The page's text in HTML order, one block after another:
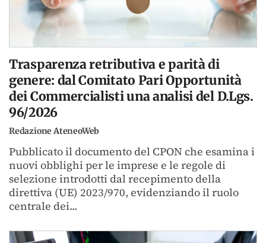
Trasparenza retributiva e parità di
genere: dal Comitato Pari Opportunità
dei Commercialisti una analisi del D.Lgs.
96/2026
Redazione AteneoWeb
Pubblicato il documento del CPON che esamina i
nuovi obblighi per le imprese e le regole di
selezione introdotti dal recepimento della
direttiva (UE) 2023/970, evidenziando il ruolo
centrale dei...